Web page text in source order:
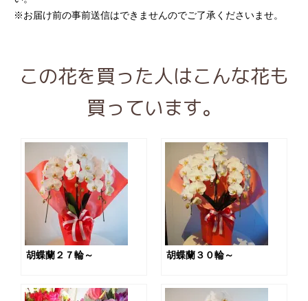
※お届け前の事前送信はできませんのでご了承くださいませ。
この花を買った人はこんな花も
買っています。
胡蝶蘭２７輪～ 胡蝶蘭３０輪～